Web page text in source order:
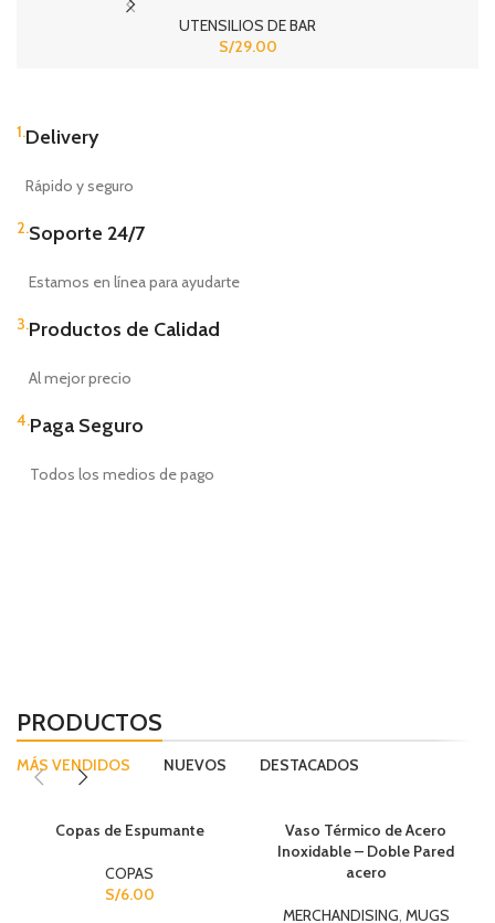
UTENSILIOS DE BAR
S/29.00
1.Delivery
Rápido y seguro
2.Soporte 24/7
Estamos en línea para ayudarte
3.Productos de Calidad
Al mejor precio
4.Paga Seguro
Todos los medios de pago
COPAS
PRODUCTOS
MÁS VENDIDOS NUEVOS DESTACADOS
SOLD OUT
Copas de Espumante
COPAS
S/6.00
Vaso Térmico de Acero
Inoxidable – Doble Pared
acero
MERCHANDISING, MUGS